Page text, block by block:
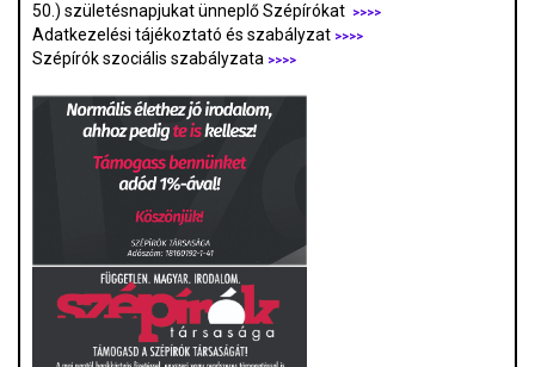
50.) születésnapjukat ünneplő Szépírókat
>>>>
Adatkezelési tájékoztató és szabályzat >>>>
Szépírók szociális szabályzata >>>>